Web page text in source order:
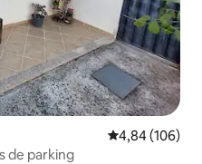
Note
4,84 (106)
de parking